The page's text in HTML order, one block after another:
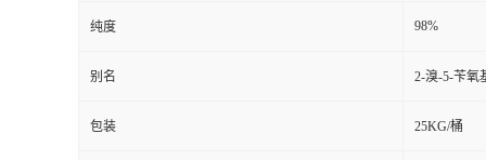
纯度 98%
别名 2-溴-5-苄氧
包装 25KG/桶